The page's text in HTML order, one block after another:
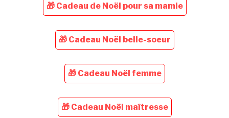
🎁 Cadeau de Noël pour sa mamie
🎁 Cadeau Noël belle-soeur
🎁 Cadeau Noël femme
🎁 Cadeau Noël maîtresse